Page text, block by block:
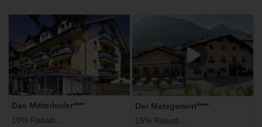
Das Mitterhofer****
10% Rabatt...
Der Metzgerwirt****
15% Rabatt...